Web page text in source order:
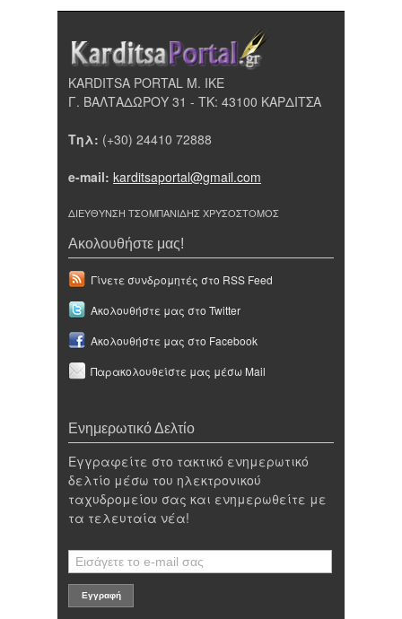
KARDITSA PORTAL Μ. ΙΚΕ
Γ. ΒΑΛΤΑΔΩΡΟΥ 31 - ΤΚ: 43100 ΚΑΡΔΙΤΣΑ
Τηλ: (+30) 24410 72888
e-mail: karditsaportal@gmail.com
ΔΙΕΥΘΥΝΣΗ ΤΣΟΜΠΑΝΙΔΗΣ ΧΡΥΣΟΣΤΟΜΟΣ
Ακολουθήστε μας!
Γίνετε συνδρομητές στο RSS Feed
Ακολουθήστε μας στο Twitter
Ακολουθήστε μας στο Facebook
Παρακολουθείστε μας μέσω Mail
Ενημερωτικό Δελτίο
Εγγραφείτε στο τακτικό ενημερωτικό
δελτίο μέσω του ηλεκτρονικού
ταχυδρομείου σας και ενημερωθείτε με
τα τελευταία νέα!